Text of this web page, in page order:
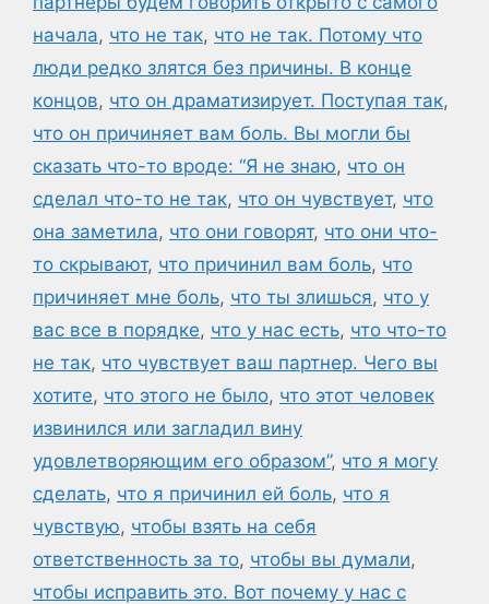
начала, что не так, что не так. Потому что
люди редко злятся без причины. В конце
концов, что он драматизирует. Поступая так,
что он причиняет вам боль. Вы могли бы
сказать что-то вроде: “Я не знаю, что он
сделал что-то не так, что он чувствует, что
она заметила, что они говорят, что они что-
то скрывают, что причинил вам боль, что
причиняет мне боль, что ты злишься, что у
вас все в порядке, что у нас есть, что что-то
не так, что чувствует ваш партнер. Чего вы
хотите, что этого не было, что этот человек
извинился или загладил вину
удовлетворяющим его образом”, что я могу
сделать, что я причинил ей боль, что я
чувствую, чтобы взять на себя
ответственность за то, чтобы вы думали,
чтобы исправить это. Вот почему у нас с